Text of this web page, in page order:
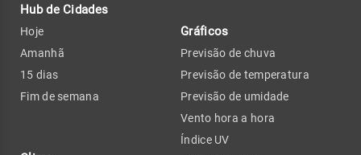
Hub de Cidades
Hoje
Amanhã
15 dias
Fim de semana
Gráficos
Previsão de chuva
Previsão de temperatura
Previsão de umidade
Vento hora a hora
Índice UV